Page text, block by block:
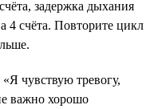
задержка дыхания
4 счёта. Повторите цикл
чувствую тревогу,
важно хорошо